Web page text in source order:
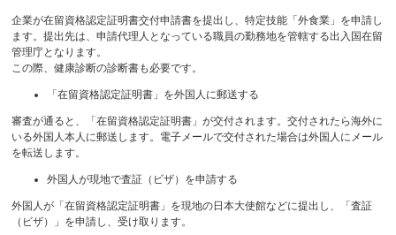
企業が在留資格認定証明書交付申請書を提出し、特定技能「外食業」を申請し
ます。提出先は、申請代理人となっている職員の勤務地を管轄する出入国在留
管理庁となります。
この際、健康診断の診断書も必要です。
「在留資格認定証明書」を外国人に郵送する
審査が通ると、「在留資格認定証明書」が交付されます。交付されたら海外に
いる外国人本人に郵送します。電子メールで交付された場合は外国人にメール
を転送します。
外国人が現地で査証（ビザ）を申請する
外国人が「在留資格認定証明書」を現地の日本大使館などに提出し、「査証
（ビザ）」を申請し、受け取ります。